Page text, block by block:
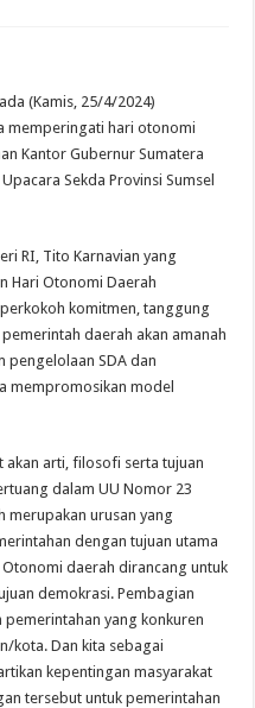
(Kamis, 25/4/2024)
memperingati hari otonomi
Kantor Gubernur Sumatera
Sekda Provinsi Sumsel
RI, Tito Karnavian yang
Hari Otonomi Daerah
komitmen, tanggung
daerah akan amanah
pengelolaan SDA dan
mempromosikan model
akan arti, filosofi serta tujuan
dalam UU Nomor 23
merupakan urusan yang
dengan tujuan utama
daerah dirancang untuk
demokrasi. Pembagian
yang konkuren
kota. Dan kita sebagai
kepentingan masyarakat
tersebut untuk pemerintahan